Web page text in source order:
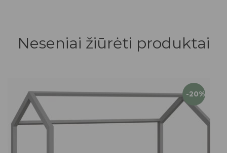
Neseniai žiūrėti produktai
-20%